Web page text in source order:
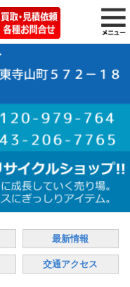
最新情報
交通アクセス